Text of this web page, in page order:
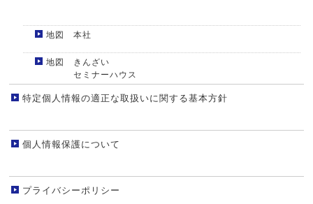
地図 本社
地図 きんざい
セミナーハウス
特定個人情報の適正な取扱いに関する基本方針
個人情報保護について
プライバシーポリシー